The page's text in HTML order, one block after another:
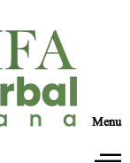
Menu